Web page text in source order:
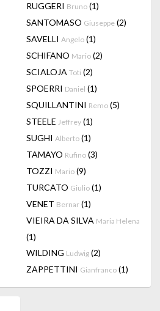
RUGGERI Bruno (1)
SANTOMASO Giuseppe (2)
SAVELLI Angelo (1)
SCHIFANO Mario (2)
SCIALOJA Toti (2)
SPOERRI Daniel (1)
SQUILLANTINI Remo (5)
STEELE Jeffrey (1)
SUGHI Alberto (1)
TAMAYO Rufino (3)
TOZZI Mario (9)
TURCATO Giulio (1)
VENET Bernar (1)
VIEIRA DA SILVA Maria Helena
(1)
WILDING Ludwig (2)
ZAPPETTINI Gianfranco (1)